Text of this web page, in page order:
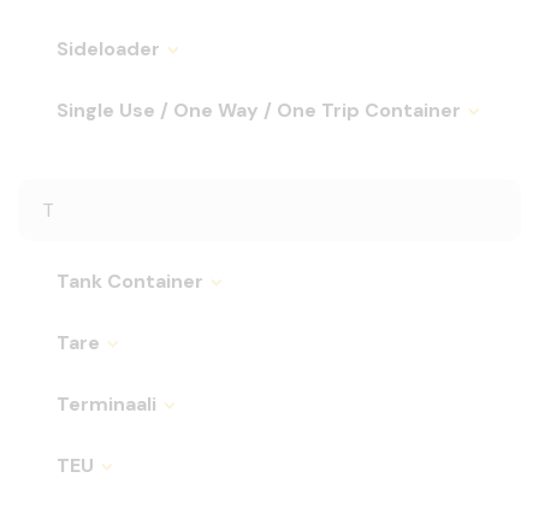
Sideloader
Single Use / One Way / One Trip Container
T
Tank Container
Tare
Terminaali
TEU